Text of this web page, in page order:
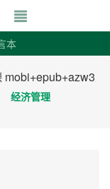
走向自
本
mobi+epub+azw3
经济管理